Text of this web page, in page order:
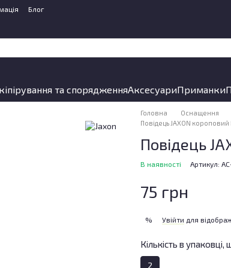
Блог
та спорядженняАксесуариПриманки
Головна Оснащення
Повідець JAXON
Повідець
В наявності Артикул:
75 грн
% Увійти для
Кількість в упаковці,
2